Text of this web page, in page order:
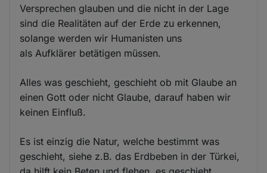
Versprechen glauben und die nicht in der Lage
sind die Realitäten auf der Erde zu erkennen,
solange werden wir Humanisten uns
als Aufklärer betätigen müssen.
Alles was geschieht, geschieht ob mit Glaube an
einen Gott oder nicht Glaube, darauf haben wir
keinen Einfluß.
Es ist einzig die Natur, welche bestimmt was
geschieht, siehe z.B. das Erdbeben in der Türkei,